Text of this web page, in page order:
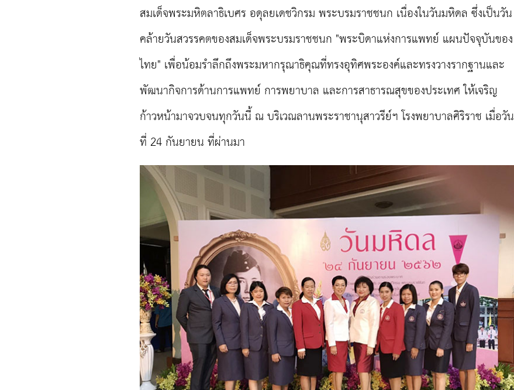
สมเด็จพระมหิตลาธิเบศร อดุลยเดชวิกรม พระบรมราชชนก เนื่องในวันมหิดล ซึ่งเป็นวัน
คล้ายวันสวรรคตของสมเด็จพระบรมราชชนก "พระบิดาแห่งการแพทย์ แผนปัจจุบันของ
ไทย" เพื่อน้อมรำลึกถึงพระมหากรุณาธิคุณที่ทรงอุทิศพระองค์และทรงวางรากฐานและ
พัฒนากิจการด้านการแพทย์ การพยาบาล และการสาธารณสุขของประเทศ ให้เจริญ
ก้าวหน้ามาจวบจนทุกวันนี้ ณ บริเวณลานพระราชานุสาวรีย์ฯ โรงพยาบาลศิริราช เมื่อวัน
ที่ 24 กันยายน ที่ผ่านมา